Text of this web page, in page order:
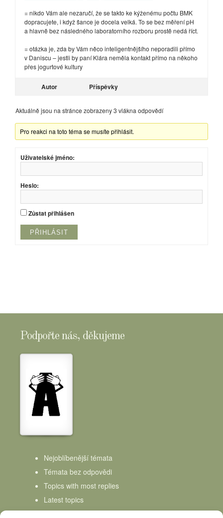
= nikdo Vám ale nezaručí, že se takto ke kýženému počtu BMK
dopracujete, i když šance je docela velká. To se bez měření pH
a hlavně bez následného laboratorního rozboru prostě nedá říct.
= otázka je, zda by Vám něco inteligentnějšího neporadili přímo
v Daniscu – jestli by paní Klára neměla kontakt přímo na někoho
přes jogurtové kultury
Autor Příspěvky
Aktuálně jsou na stránce zobrazeny 3 vlákna odpovědí
Pro reakci na toto téma se musíte přihlásit.
Uživatelské jméno:
Heslo:
Zůstat přihlášen
PŘIHLÁSIT
Podpořte nás, děkujeme
Nejoblíbenější témata
Témata bez odpovědi
Topics with most replies
Latest topics
Topics Freshness